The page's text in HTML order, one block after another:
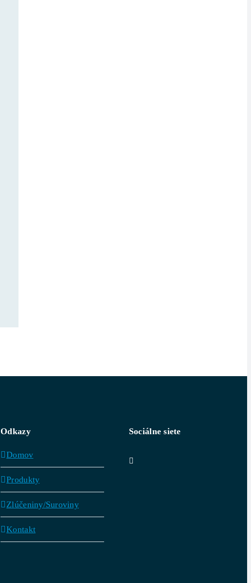
Odkazy
Domov
Produkty
Zlúčeniny/Suroviny
Kontakt
Sociálne siete